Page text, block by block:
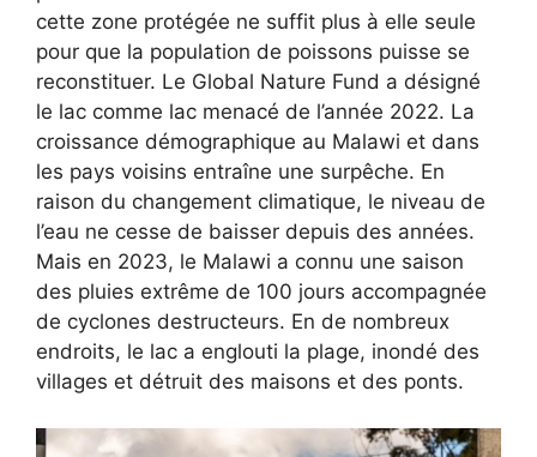
cette zone protégée ne suffit plus à elle seule
pour que la population de poissons puisse se
reconstituer. Le Global Nature Fund a désigné
le lac comme lac menacé de l’année 2022. La
croissance démographique au Malawi et dans
les pays voisins entraîne une surpêche. En
raison du changement climatique, le niveau de
l’eau ne cesse de baisser depuis des années.
Mais en 2023, le Malawi a connu une saison
des pluies extrême de 100 jours accompagnée
de cyclones destructeurs. En de nombreux
endroits, le lac a englouti la plage, inondé des
villages et détruit des maisons et des ponts.